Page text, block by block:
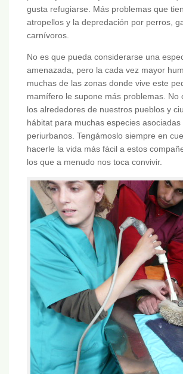
gusta refugiarse. Más problemas que
atropellos y la depredación por perros,
carnívoros.
No es que pueda considerarse una
amenazada, pero la cada vez mayor
muchas de las zonas donde vive este
mamífero le supone más problemas. No
los alrededores de nuestros pueblos y
hábitat para muchas especies
periurbanos. Tengámoslo siempre en
hacerle la vida más fácil a estos
los que a menudo nos toca convivir.